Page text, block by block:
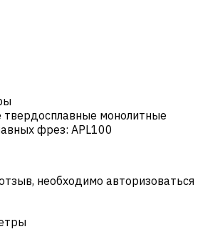
монолитные
фрез: APL100
необходимо авторизоваться